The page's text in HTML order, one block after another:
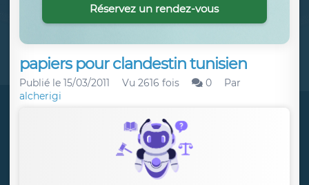
papiers pour clandestin tunisien
Publié le 15/03/2011 Vu 2616 fois 0
Par
alcherigi
Réservez un rendez-vous